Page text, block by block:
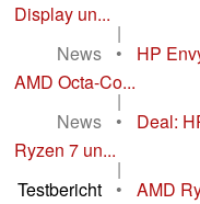
Display un...
|
News
•
HP
AMD Octa-Co...
|
News
•
Deal:
Ryzen 7 un...
|
Testbericht
•
AMD